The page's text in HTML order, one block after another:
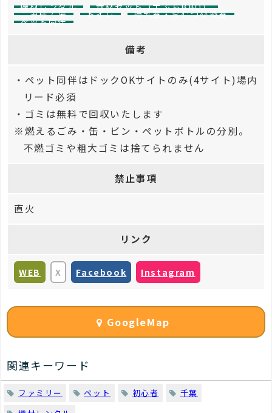
機材レンタル 食材セット（手ぶらBBQ）
ごみ捨て場 トイレ 授乳室・おむつ交換室
ペット同伴
備考
・ペット同伴はドックOKサイトのみ(4サイト)場内
リード必須
・ゴミは無料で回収いたします
※燃えるごみ・缶・ビン・ペットボトルの分別。
不燃ゴミや粗大ゴミは捨てられません
禁止事項
直火
リンク
WEB X Facebook Instagram
GoogleMap
関連キーワード
ファミリー ペット 初心者
千葉